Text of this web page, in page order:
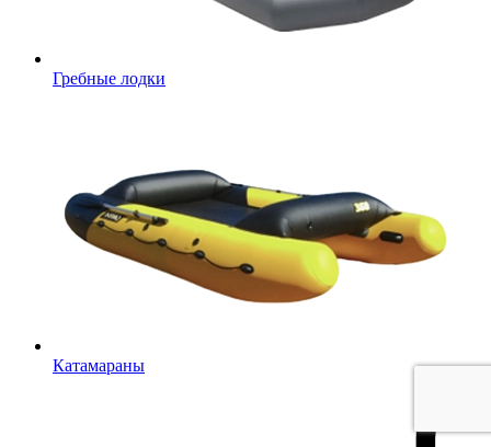
Гребные лодки
Катамараны